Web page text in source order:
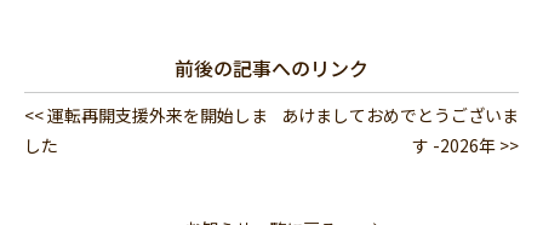
前後の記事へのリンク
<< 運転再開支援外来を開始しま
した
あけましておめでとうございま
す -2026年 >>